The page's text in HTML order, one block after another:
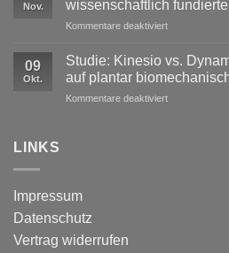
ausreicht
Wirkungen
von
Nov.
wissenschaftlich
Kommentare deaktiviertfür
Tape
Kinesiotape
–
09
Okt.
Studie: Kinesio vs.
auf plantar
Kommentare deaktiviertfür
LINKS
Impressum
Datenschutz
Vertrag widerrufen